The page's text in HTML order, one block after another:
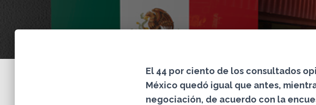
El 44 por ciento de los consultados
México quedó igual que antes,
negociación, de acuerdo con la